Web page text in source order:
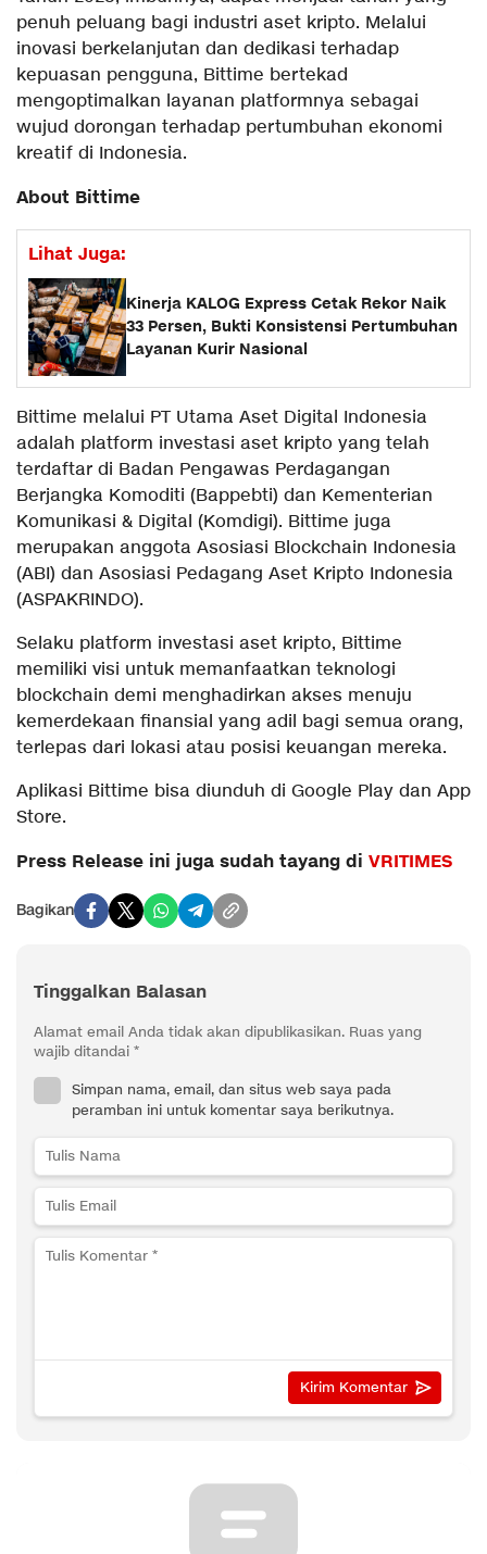
penuh peluang bagi industri aset kripto. Melalui
inovasi berkelanjutan dan dedikasi terhadap
kepuasan pengguna, Bittime bertekad
mengoptimalkan layanan platformnya sebagai
wujud dorongan terhadap pertumbuhan ekonomi
kreatif di Indonesia.
About Bittime
Lihat Juga:
Kinerja KALOG Express Cetak Rekor Naik
33 Persen, Bukti Konsistensi Pertumbuhan
Layanan Kurir Nasional
Bittime melalui PT Utama Aset Digital Indonesia
adalah platform investasi aset kripto yang telah
terdaftar di Badan Pengawas Perdagangan
Berjangka Komoditi (Bappebti) dan Kementerian
Komunikasi & Digital (Komdigi). Bittime juga
merupakan anggota Asosiasi Blockchain Indonesia
(ABI) dan Asosiasi Pedagang Aset Kripto Indonesia
(ASPAKRINDO).
Selaku platform investasi aset kripto, Bittime
memiliki visi untuk memanfaatkan teknologi
blockchain demi menghadirkan akses menuju
kemerdekaan finansial yang adil bagi semua orang,
terlepas dari lokasi atau posisi keuangan mereka.
Aplikasi Bittime bisa diunduh di Google Play dan App
Store.
Press Release ini juga sudah tayang di VRITIMES
Bagikan
Tinggalkan Balasan
Alamat email Anda tidak akan dipublikasikan. Ruas yang
wajib ditandai *
Simpan nama, email, dan situs web saya pada
peramban ini untuk komentar saya berikutnya.